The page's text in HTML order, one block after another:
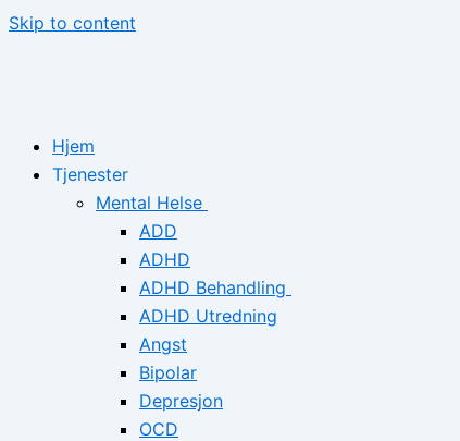
Skip to content
Hjem
Tjenester
Mental Helse
ADD
ADHD
ADHD Behandling
ADHD Utredning
Angst
Bipolar
Depresjon
OCD